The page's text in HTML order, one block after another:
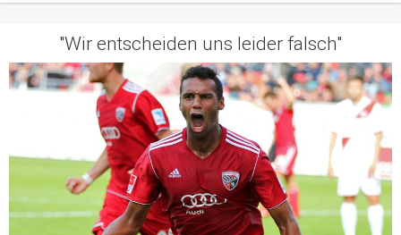
"Wir entscheiden uns leider falsch"